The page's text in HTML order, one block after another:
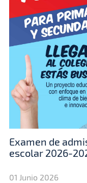
Examen de
escolar 2026-
01 Junio 2026